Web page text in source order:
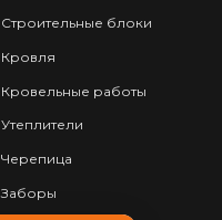
Строительные блоки
Кровля
Кровельные работы
Утеплители
Черепица
Заборы